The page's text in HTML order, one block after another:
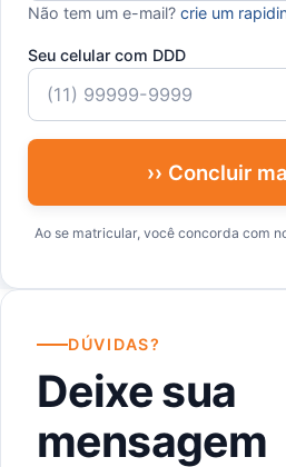
Não tem um e-mail? crie um
Seu celular com DDD
›› Concluir
Ao se matricular, você concorda com
DÚVIDAS?
Deixe sua
mensagem